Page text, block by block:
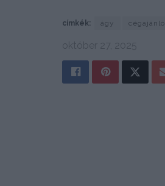
címkék: ágy cégajánló
október 27, 2025